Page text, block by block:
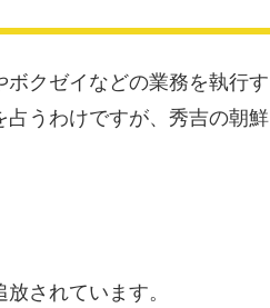
t
クゼイなどの業務を執行す
うわけですが、秀吉の朝鮮
されています。